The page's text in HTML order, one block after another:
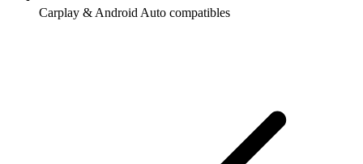
Carplay & Android Auto compatibles